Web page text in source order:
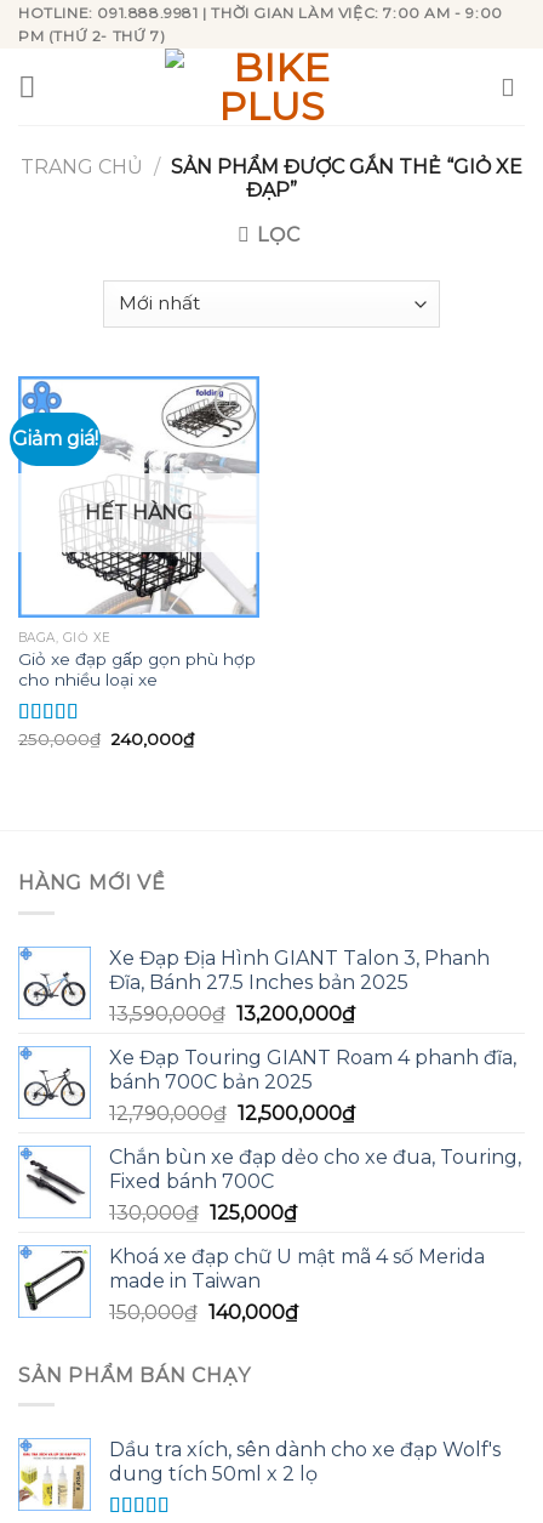
Skip
content
HOTLINE: 091.888.9981 | THỜI GIAN LÀM VIỆC: 7:00 AM - 9:00
PM (THỨ 2- THỨ 7)
TRANG CHỦ / SẢN PHẨM ĐƯỢC GẮN THẺ “GIỎ XE
ĐẠP”
LỌC
Giảm giá!
wishlist
HẾT HÀNG
BAGA, GIỎ XE
Giỏ xe đạp gấp gọn phù hợp
cho nhiều loại xe
Được xếp
250,000₫ Giá
240,000₫Giá
hiện
HÀNG MỚI VỀ
Xe Đạp Địa Hình GIANT Talon 3, Phanh
Đĩa, Bánh 27.5 Inches bản 2025
13,590,000₫ Giá
là:
13,590,000₫.
13,200,000₫Giá
tại
13,200,000₫.
Xe Đạp Touring GIANT Roam 4 phanh đĩa,
bánh 700C bản 2025
12,790,000₫ Giá
là:
12,790,000₫.
12,500,000₫Giá
tại
Chắn bùn xe đạp dẻo cho xe đua, Touring,
Fixed bánh 700C
130,000₫ Giá
là:
130,000₫.
125,000₫Giá
tại
125,000₫.
Khoá xe đạp chữ U mật mã 4 số Merida
made in Taiwan
150,000₫ Giá
là:
150,000₫.
140,000₫Giá
SẢN PHẨM BÁN CHẠY
Dầu tra xích, sên dành cho xe đạp Wolf's
dung tích 50ml x 2 lọ